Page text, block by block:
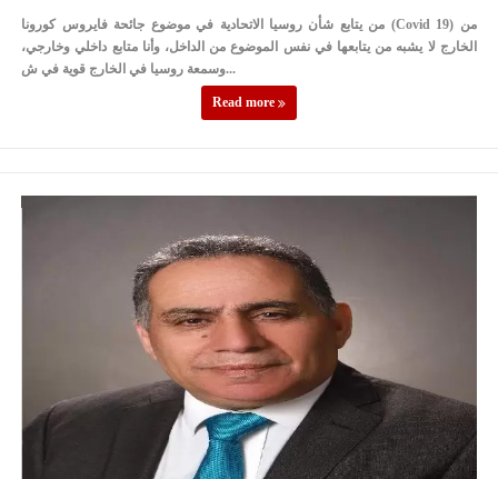
من يتابع شأن روسيا الاتحادية في موضوع جائحة فايروس كورونا (Covid 19) من
الخارج لا يشبه من يتابعها في نفس الموضوع من الداخل، وأنا متابع داخلي وخارجي،
وسمعة روسيا في الخارج قوية في ش...
Read more